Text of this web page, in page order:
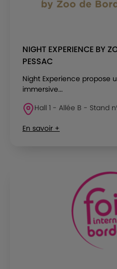
NIGHT EXPERIENCE BY
PESSAC
Night Experience propose
immersive...
Hall 1 - Allée B - Stand
En savoir +